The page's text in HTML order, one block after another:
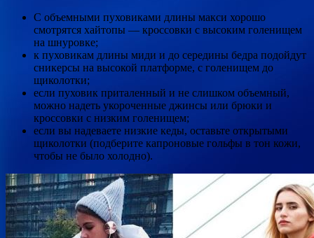
С объемными пуховиками длины макси хорошо
смотрятся хайтопы — кроссовки с высоким голенищем
на шнуровке;
к пуховикам длины миди и до середины бедра подойдут
сникерсы на высокой платформе, с голенищем до
щиколотки;
если пуховик приталенный и не слишком объемный,
можно надеть укороченные джинсы или брюки и
кроссовки с низким голенищем;
если вы надеваете низкие кеды, оставьте открытыми
щиколотки (подберите капроновые гольфы в тон кожи,
чтобы не было холодно).